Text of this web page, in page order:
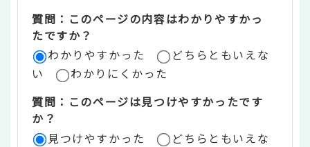
リ
ア
質問：このページの内容はわかりやすかっ
たですか？
わかりやすかった
どちらともいえな
い
わかりにくかった
質問：このページは見つけやすかったです
か？
見つけやすかった
どちらともいえな